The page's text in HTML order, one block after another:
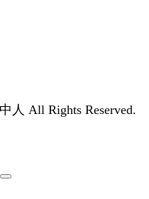
人 All Rights Reserved.